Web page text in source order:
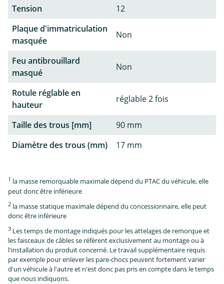
Tension
12
Plaque d'immatriculation
masquée
Non
Feu antibrouillard
masqué
Non
Rotule réglable en
hauteur
réglable 2 fois
Taille des trous [mm]
90 mm
Diamètre des trous (mm)
17 mm
1 la masse remorquable maximale dépend du PTAC du véhicule, elle
peut donc être inférieure
2 la masse statique maximale dépend du concessionnaire, elle peut
donc être inférieure
3 Les temps de montage indiqués pour les attelages de remorque et
les faisceaux de câbles se réfèrent exclusivement au montage ou à
l'installation du produit concerné. Le travail supplémentaire requis
par exemple pour enlever les pare-chocs peuvent fortement varier
d'un véhicule à l'autre et n'est donc pas pris en compte dans le temps
que nous indiquons.